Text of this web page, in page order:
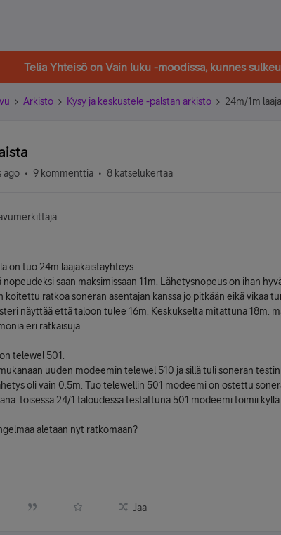
Telia Yhteisö on Vain luku -moodissa, kunnes
Arkisto Kysy ja keskustele -palstan arkisto 24m/1m
ago 9 kommenttia 8 katselukertaa
on tuo 24m laajakaistayhteys.
saan maksimissaan 11m. Lähetysnopeus on ihan
koitettu ratkoa soneran asentajan kanssa jo pitkään eikä vikaa
näyttää että taloon tulee 16m. Keskukselta mitattuna 18m.
eri ratkaisuja.
telewel 501.
uuden modeemin telewel 510 ja sillä tuli soneran
oli vain 0.5m. Tuo telewellin 501 modeemi on ostettu
toisessa 24/1 taloudessa testattuna 501 modeemi toimii
aletaan nyt ratkomaan?
Jaa